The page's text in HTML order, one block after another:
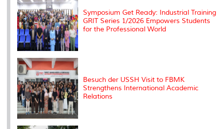
Symposium Get Ready: Industrial Training
GRIT Series 1/2026 Empowers Students
for the Professional World
Besuch der USSH Visit to FBMK
Strengthens International Academic
Relations